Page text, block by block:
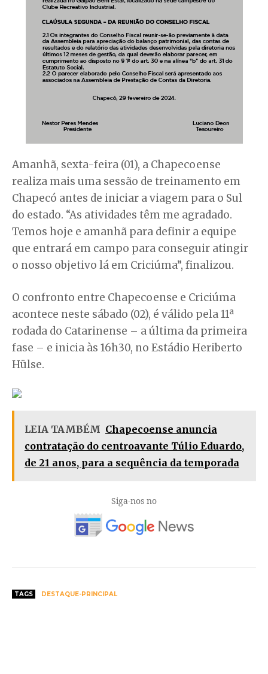
Amanhã, sexta-feira (01), a Chapecoense
realiza mais uma sessão de treinamento em
Chapecó antes de iniciar a viagem para o Sul
do estado. “As atividades têm me agradado.
Temos hoje e amanhã para definir a equipe
que entrará em campo para conseguir atingir
o nosso objetivo lá em Criciúma”, finalizou.
O confronto entre Chapecoense e Criciúma
acontece neste sábado (02), é válido pela 11ª
rodada do Catarinense – a última da primeira
fase – e inicia às 16h30, no Estádio Heriberto
Hülse.
LEIA TAMBÉM Chapecoense anuncia
contratação do centroavante Túlio Eduardo,
de 21 anos, para a sequência da temporada
Siga-nos no
TAGS DESTAQUE-PRINCIPAL